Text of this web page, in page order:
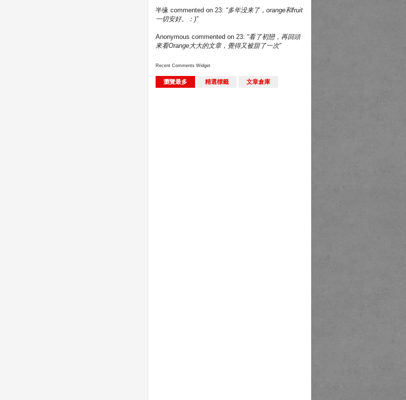
半缘 commented on 23: “多年没来了，orange和fruit
一切安好。：)”
Anonymous commented on 23: “看了初戀，再回頭
來看Orange大大的文章，覺得又被甜了一次”
Recent Comments Widget
瀏覽最多 精選標籤 文章倉庫